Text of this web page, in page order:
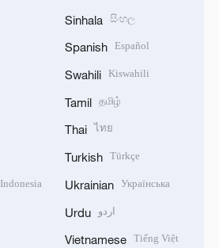
Sinhala සිංහල
Spanish Español
Swahili Kiswahili
Tamil தமிழ்
Thai ไทย
Turkish Türkçe
Ukrainian Українська
Urdu اردو
Vietnamese Tiếng Việt